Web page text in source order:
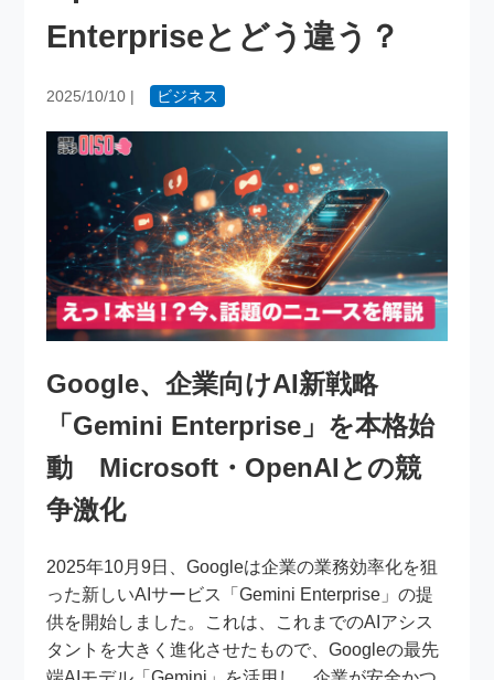
Enterpriseとどう違う？
2025/10/10 | ビジネス
Google、企業向けAI新戦略
「Gemini Enterprise」を本格始
動 Microsoft・OpenAIとの競
争激化
2025年10月9日、Googleは企業の業務効率化を狙
った新しいAIサービス「Gemini Enterprise」の提
供を開始しました。これは、これまでのAIアシス
タントを大きく進化させたもので、Googleの最先